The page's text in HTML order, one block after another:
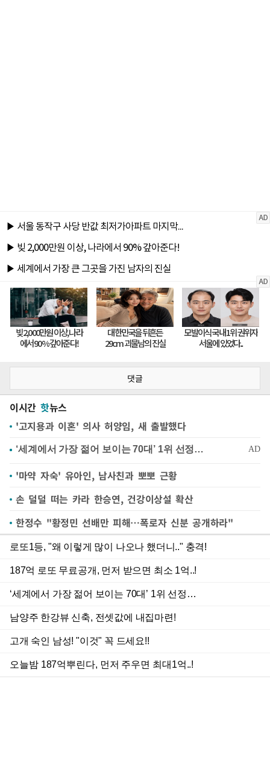
댓글
이시간 핫뉴스
'고지용과 이혼' 의사 허양임, 새 출발했다
'마약 자숙' 유아인, 남사친과 뽀뽀 근황
손 덜덜 떠는 카라 한승연, 건강이상설 확산
한정수 "황정민 선배만 피해…폭로자 신분 공개하라"